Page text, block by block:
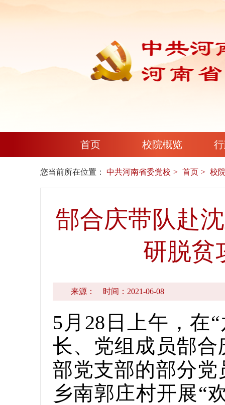
首页 校院概览
您当前所在位置： 中共河南省委党校 首页 校
郜合庆带队赴
研脱贫
来源： 时间：2021-06-08
5月28日上午，在
长、党组成员郜
部党支部的部分
乡南郭庄村开展“